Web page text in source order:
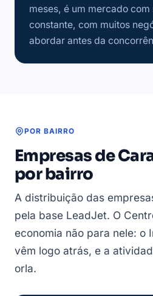
meses, é um mercado
constante, com muitos
abordar antes da
POR BAIRRO
Empresas de
por bairro
A distribuição das
pela base LeadJet. O
economia não para nele: o
vêm logo atrás, e a
orla.